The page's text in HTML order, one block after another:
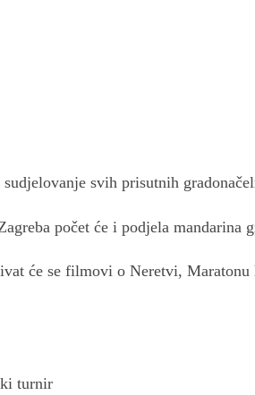
svih prisutnih
počet će i podjela mandarina
će se filmovi o Neretvi,
turnir